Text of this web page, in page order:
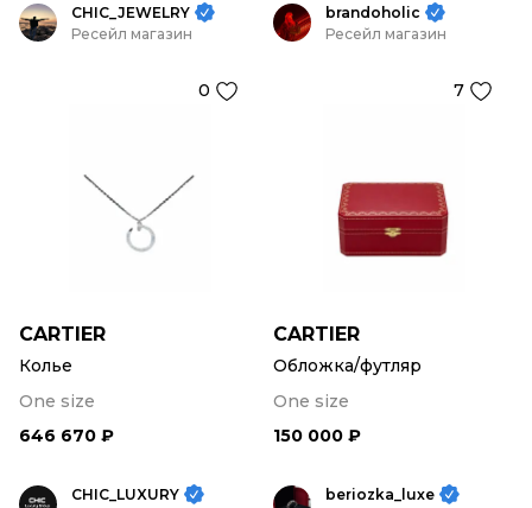
CHIC_JEWELRY
Ресейл магазин
0
CARTIER
Колье
One size
646 670 ₽
brandoholic
Ресейл магазин
7
CARTIER
Обложка/футляр
One size
150 000 ₽
CHIC_LUXURY
beriozka_luxe